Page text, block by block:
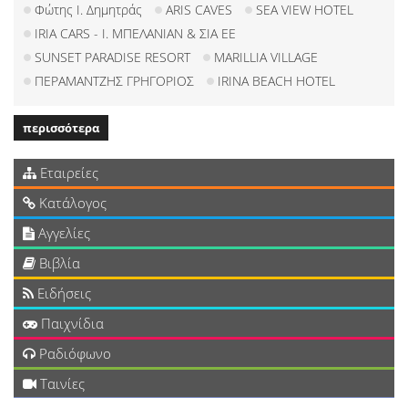
Φώτης Ι. Δημητράς
ARIS CAVES
SEA VIEW HOTEL
IRIA CARS - Ι. ΜΠΕΛΑΝΙΑΝ & ΣΙΑ ΕΕ
SUNSET PARADISE RESORT
MARILLIA VILLAGE
ΠΕΡΑΜΑΝΤΖΗΣ ΓΡΗΓΟΡΙΟΣ
IRINA BEACH HOTEL
περισσότερα
Εταιρείες
Κατάλογος
Αγγελίες
Βιβλία
Ειδήσεις
Παιχνίδια
Ραδιόφωνο
Ταινίες